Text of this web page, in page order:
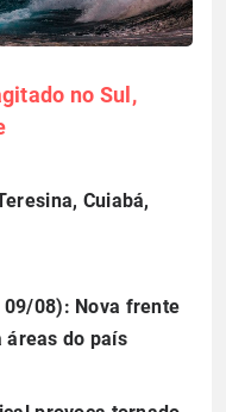
no Sul,
Cuiabá,
09/08): Nova frente
do país